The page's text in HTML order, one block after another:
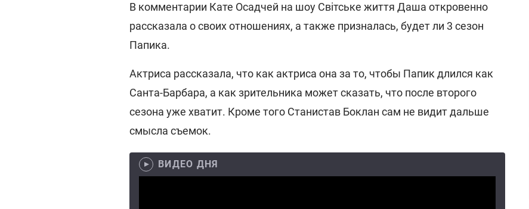
В комментарии Кате Осадчей на шоу Світське життя Даша откровенно
рассказала о своих отношениях, а также призналась, будет ли 3 сезон
Папика.
Актриса рассказала, что как актриса она за то, чтобы Папик длился как
Санта-Барбара, а как зрительника может сказать, что после второго
сезона уже хватит. Кроме того Станистав Боклан сам не видит дальше
смысла съемок.
ВИДЕО ДНЯ